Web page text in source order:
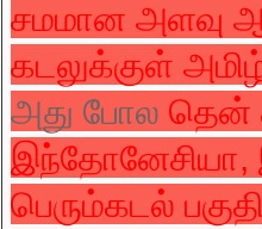
சமமான அளவு
கடலுக்குள்
அது போல தென்
இந்தோனேசியா,
பெரும்கடல்